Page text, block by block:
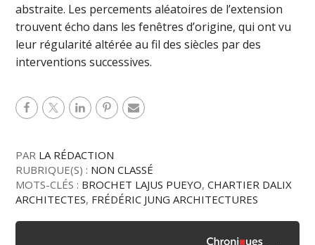
abstraite. Les percements aléatoires de l’extension
trouvent écho dans les fenêtres d’origine, qui ont vu
leur régularité altérée au fil des siècles par des
interventions successives.
PAR LA RÉDACTION
RUBRIQUE(S) : NON CLASSÉ
MOTS-CLÉS : BROCHET LAJUS PUEYO,CHARTIER DALIX
ARCHITECTES, FRÉDÉRIC JUNG ARCHITECTURES